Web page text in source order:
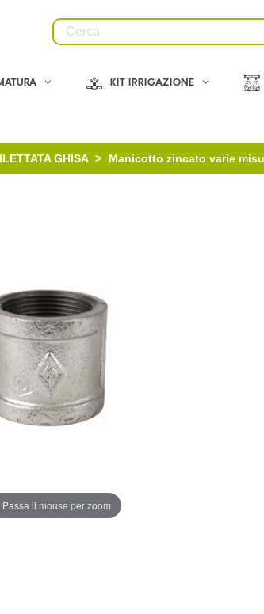
KIT IRRIGAZIONE
GHISA > Manicotto zincato varie
Passa il mouse per zoom